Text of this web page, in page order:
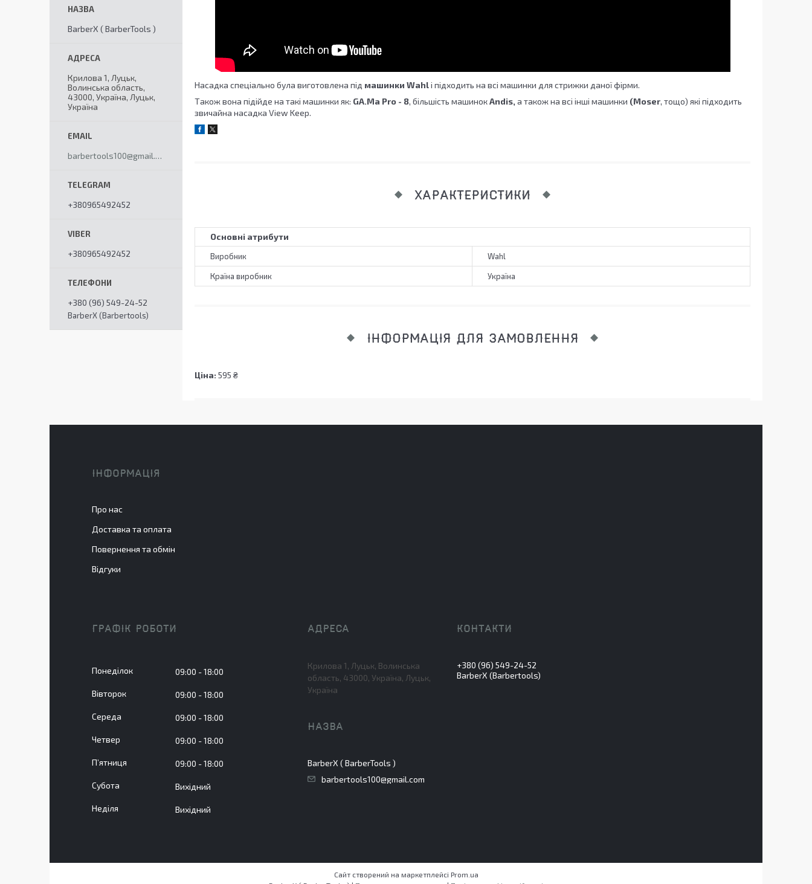
Насадка спеціально була виготовлена під машинки Wahlі підходить на всі машинки для стрижки даної фірми.
Також вона підійде на такі машинки як: GA.Ma Pro - 8, більшість машинокAndis, а також на всі інші машинки (Moser, тощо) які підходить
звичайна насадка View Keep.
ХАРАКТЕРИСТИКИ
Основні атрибути
Виробник Wahl
Країна виробник Україна
ІНФОРМАЦІЯ ДЛЯ ЗАМОВЛЕННЯ
Ціна: 595 ₴
BarberX ( BarberTools )
Крилова 1, Луцьк,
Волинська область,
43000, Україна, Луцьк,
Україна
barbertools100@gmail.com
+380965492452
+380965492452
+380 (96) 549-24-52
BarberX (Barbertools)
ІНФОРМАЦІЯ
Про нас
Доставка та оплата
Повернення та обмін
Відгуки
ГРАФІК РОБОТИ
Понеділок 09:00 18:00
Вівторок 09:00 18:00
Середа 09:00 18:00
Четвер 09:00 18:00
Пʼятниця 09:00 18:00
Субота Вихідний
Неділя Вихідний
Крилова 1, Луцьк, Волинська
область, 43000, Україна, Луцьк,
Україна
BarberX ( BarberTools )
barbertools100@gmail.com
+380 (96) 549-24-52
BarberX (Barbertools)
Сайт створений на маркетплейсі Prom.ua